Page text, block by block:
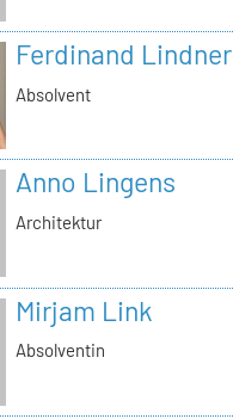
Ferdinand Lindner
Absolvent
Anno Lingens
Architektur
Mirjam Link
Absolventin